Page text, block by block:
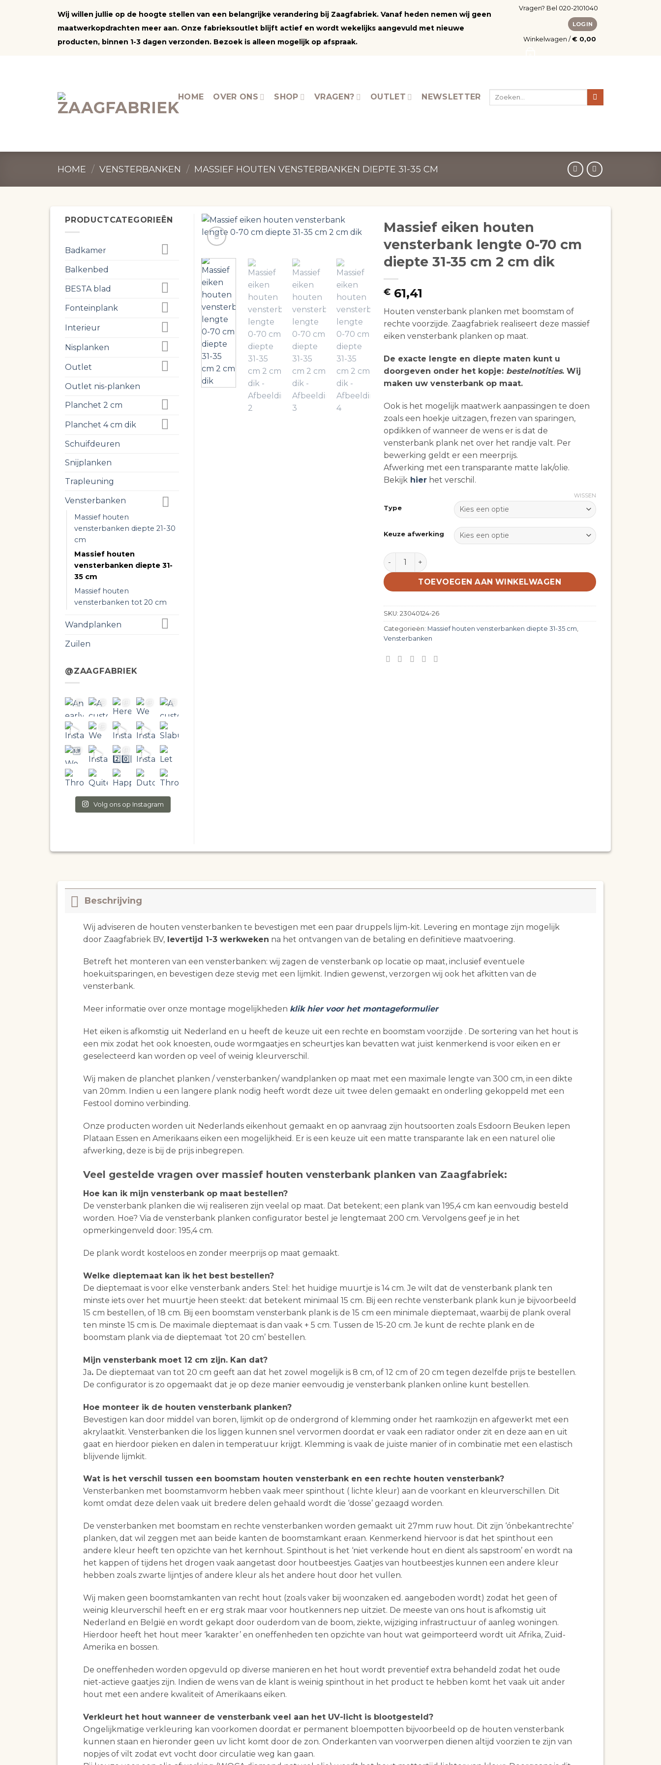
Wij willen jullie op de hoogte stellen van een belangrijke verandering bij Zaagfabriek. Vanaf heden nemen wij geen
maatwerkopdrachten meer aan. Onze fabrieksoutlet blijft actief en wordt wekelijks aangevuld met nieuwe
producten, binnen 1-3 dagen verzonden. Bezoek is alleen mogelijk op afspraak.
Vragen? Bel 020-2101040
LOGIN
Winkelwagen /€ 0,00
HOME OVER ONS SHOP VRAGEN? OUTLET NEWSLETTER
Zoeken
HOME / VENSTERBANKEN / MASSIEF HOUTEN VENSTERBANKEN DIEPTE 31-35 CM
Massief eiken houten
vensterbank lengte 0-70 cm
diepte 31-35 cm 2 cm dik
€61,41
Houten vensterbank planken met boomstam of
rechte voorzijde. Zaagfabriek realiseert deze massief
eiken vensterbank planken op maat.
De exacte lengte en diepte maten kunt u
doorgeven onder het kopje:bestelnotities. Wij
maken uw vensterbank op maat.
Ook is het mogelijk maatwerk aanpassingen te doen
zoals een hoekje uitzagen, frezen van sparingen,
opdikken of wanneer de wens er is dat de
vensterbank plank net over het randje valt. Per
bewerking geldt er een meerprijs.
Afwerking met een transparante matte lak/olie.
Bekijk hierhet verschil.
Type
Keuze afwerking
WISSEN
Massief eiken houten vensterbank lengte 0-70 cm diepte 31-35 cm 2
TOEVOEGEN AAN WINKELWAGEN
SKU: 23040124-26
Categorieën: Massief houten vensterbanken diepte 31-35 cm
Vensterbanken
PRODUCTCATEGORIEËN
Badkamer
Balkenbed
BESTA blad
Fonteinplank
Interieur
Nisplanken
Outlet
Outlet nis-planken
Planchet 2 cm
Planchet 4 cm dik
Schuifdeuren
Snijplanken
Trapleuning
Vensterbanken
Massief houten
vensterbanken diepte 21-30
cm
Massief houten
vensterbanken diepte 31-
35 cm
Massief houten
vensterbanken tot 20 cm
Wandplanken
Zuilen
@ZAAGFABRIEK
Volg ons op Instagram
Beschrijving
Wij adviseren de houten vensterbanken te bevestigen met een paar druppels lijm-kit. Levering en montage zijn mogelijk
door Zaagfabriek BV,levertijd 1-3 werkweken na het ontvangen van de betaling en definitieve maatvoering.
Betreft het monteren van een vensterbanken: wij zagen de vensterbank op locatie op maat, inclusief eventuele
hoekuitsparingen, en bevestigen deze stevig met een lijmkit. Indien gewenst, verzorgen wij ook het afkitten van de
vensterbank.
Meer informatie over onze montage mogelijkheden klik hier voor het montageformulier
Het eiken is afkomstig uit Nederland en u heeft de keuze uit een rechte en boomstam voorzijde . De sortering van het hout is
een mix zodat het ook knoesten, oude wormgaatjes en scheurtjes kan bevatten wat juist kenmerkend is voor eiken en er
geselecteerd kan worden op veel of weinig kleurverschil.
Wij maken de planchet planken / vensterbanken/ wandplanken op maat met een maximale lengte van 300 cm, in een dikte
van 20mm. Indien u een langere plank nodig heeft wordt deze uit twee delen gemaakt en onderling gekoppeld met een
Festool domino verbinding.
Onze producten worden uit Nederlands eikenhout gemaakt en op aanvraag zijn houtsoorten zoals Esdoorn Beuken Iepen
Plataan Essen en Amerikaans eiken een mogelijkheid. Er is een keuze uit een matte transparante lak en een naturel olie
afwerking, deze is bij de prijs inbegrepen.
Veel gestelde vragen over massief houten vensterbank planken van Zaagfabriek:
Hoe kan ik mijn vensterbank op maat bestellen?
De vensterbank planken die wij realiseren zijn veelal op maat. Dat betekent; een plank van 195,4 cm kan eenvoudig besteld
worden. Hoe? Via de vensterbank planken configurator bestel je lengtemaat 200 cm. Vervolgens geef je in het
opmerkingenveld door: 195,4 cm.
De plank wordt kosteloos en zonder meerprijs op maat gemaakt.
Welke dieptemaat kan ik het best bestellen?
De dieptemaat is voor elke vensterbank anders. Stel: het huidige muurtje is 14 cm. Je wilt dat de vensterbank plank ten
minste iets over het muurtje heen steekt: dat betekent minimaal 15 cm. Bij een rechte vensterbank plank kun je bijvoorbeeld
15 cm bestellen, of 18 cm. Bij een boomstam vensterbank plank is de 15 cm een minimale dieptemaat, waarbij de plank overal
ten minste 15 cm is. De maximale dieptemaat is dan vaak + 5 cm. Tussen de 15-20 cm. Je kunt de rechte plank en de
boomstam plank via de dieptemaat ‘tot 20 cm’ bestellen.
Mijn vensterbank moet 12 cm zijn. Kan dat?
Ja. De dieptemaat van tot 20 cm geeft aan dat het zowel mogelijk is 8 cm, of 12 cm of 20 cm tegen dezelfde prijs te bestellen.
De configurator is zo opgemaakt dat je op deze manier eenvoudig je vensterbank planken online kunt bestellen.
Hoe monteer ik de houten vensterbank planken?
Bevestigen kan door middel van boren, lijmkit op de ondergrond of klemming onder het raamkozijn en afgewerkt met een
akrylaatkit. Vensterbanken die los liggen kunnen snel vervormen doordat er vaak een radiator onder zit en deze aan en uit
gaat en hierdoor pieken en dalen in temperatuur krijgt. Klemming is vaak de juiste manier of in combinatie met een elastisch
blijvende lijmkit.
Wat is het verschil tussen een boomstam houten vensterbank en een rechte houten vensterbank?
Vensterbanken met boomstamvorm hebben vaak meer spinthout ( lichte kleur) aan de voorkant en kleurverschillen. Dit
komt omdat deze delen vaak uit bredere delen gehaald wordt die ‘dosse’ gezaagd worden.
De vensterbanken met boomstam en rechte vensterbanken worden gemaakt uit 27mm ruw hout. Dit zijn ‘ónbekantrechte’
planken, dat wil zeggen met aan beide kanten de boomstamkant eraan. Kenmerkend hiervoor is dat het spinthout een
andere kleur heeft ten opzichte van het kernhout. Spinthout is het ‘niet verkende hout en dient als sapstroom’ en wordt na
het kappen of tijdens het drogen vaak aangetast door houtbeestjes. Gaatjes van houtbeestjes kunnen een andere kleur
hebben zoals zwarte lijntjes of andere kleur als het andere hout door het vullen.
Wij maken geen boomstamkanten van recht hout (zoals vaker bij woonzaken ed. aangeboden wordt) zodat het geen of
weinig kleurverschil heeft en er erg strak maar voor houtkenners nep uitziet. De meeste van ons hout is afkomstig uit
Nederland en België en wordt gekapt door ouderdom van de boom, ziekte, wijziging infrastructuur of aanleg woningen.
Hierdoor heeft het hout meer ‘karakter’ en oneffenheden ten opzichte van hout wat geïmporteerd wordt uit Afrika, Zuid-
Amerika en bossen.
De oneffenheden worden opgevuld op diverse manieren en het hout wordt preventief extra behandeld zodat het oude
niet-actieve gaatjes zijn. Indien de wens van de klant is weinig spinthout in het product te hebben komt het vaak uit ander
hout met een andere kwaliteit of Amerikaans eiken.
Verkleurt het hout wanneer de vensterbank veel aan het UV-licht is blootgesteld?
Ongelijkmatige verkleuring kan voorkomen doordat er permanent bloempotten bijvoorbeeld op de houten vensterbank
kunnen staan en hieronder geen uv licht komt door de zon. Onderkanten van voorwerpen dienen altijd voorzien te zijn van
nopjes of vilt zodat evt vocht door circulatie weg kan gaan.